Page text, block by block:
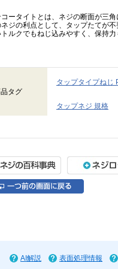
ータイトとは、ネジの断面が三
ネジの利点として、タップたてが不
ルクでもねじ込みやすく、保持
タグ
タップタイプねじ
タップネジ 規格
AI解説 表面処理情報